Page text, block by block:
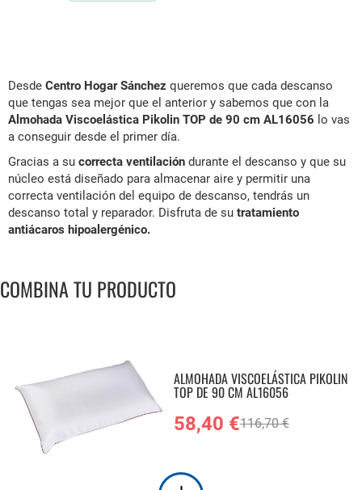
Desde Centro Hogar Sánchez queremos que cada descanso
que tengas sea mejor que el anterior y sabemos que con la
Almohada Viscoelástica Pikolin TOP de 90 cm AL16056 lo vas
a conseguir desde el primer día.
Gracias a su correcta ventilación durante el descanso y que su
núcleo está diseñado para almacenar aire y permitir una
correcta ventilación del equipo de descanso, tendrás un
descanso total y reparador. Disfruta de su tratamiento
antiácaros hipoalergénico.
COMBINA TU PRODUCTO
ALMOHADA VISCOELÁSTICA PIKOLIN
TOP DE 90 CM AL16056
58,40 €116,70 €